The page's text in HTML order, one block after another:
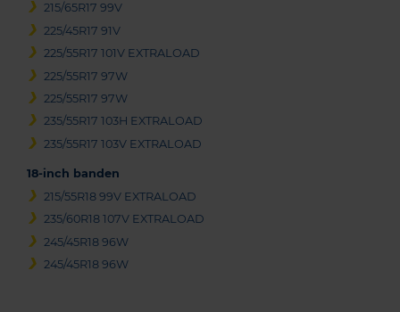
215/65R17 99V
225/45R17 91V
225/55R17 101V EXTRALOAD
225/55R17 97W
225/55R17 97W
235/55R17 103H EXTRALOAD
235/55R17 103V EXTRALOAD
18-inch banden
215/55R18 99V EXTRALOAD
235/60R18 107V EXTRALOAD
245/45R18 96W
245/45R18 96W